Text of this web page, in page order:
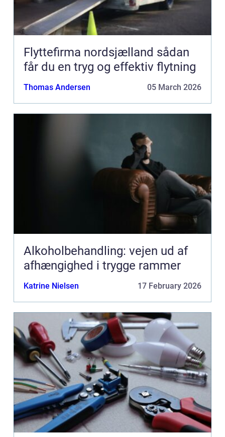
Flyttefirma nordsjælland sådan
får du en tryg og effektiv flytning
Thomas Andersen 05 March 2026
Alkoholbehandling: vejen ud af
afhængighed i trygge rammer
Katrine Nielsen 17 February 2026